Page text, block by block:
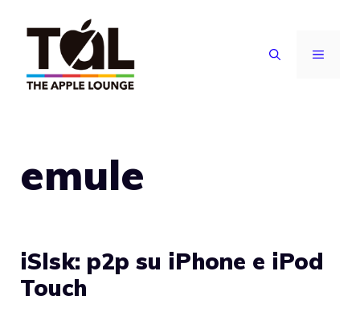
contenuto
MENU
emule
iSlsk: p2p su iPhone e iPod
Touch